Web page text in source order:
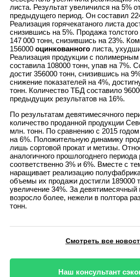
листа. Результат увеличился на 5%
предыдущего период. Он составил
Реализация горячекатаного листа
снизившись на 5%. Продажа толстого
147 000 тонн, снизившись на 23%.
156000 оцинкованного листа,
Реализация продукции с
составила 108000 тонн, упав на 7%.
достиг 356000 тонн, снизившись на
снижение показателей на 4%,
тонн. Количество ТБД составило
предыдущих результатов на 16%.
По результатам девятимесячного
количество проданной продукции
млн. тонн. По сравнению с 2015 годом
на 6%. Положительную динамику
лишь сортовой прокат и метизы.
аналогичного прошлогоднего периода
соответственно 3% и 6%. Вместе с
наращивает реализацию
объемы их продажи достигли 189000
увеличение 34%. За девятимесячный
возросло более, нежели в полтора
тонн.
Смотреть все
Наш консультант